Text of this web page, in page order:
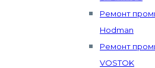
Ремонт
Hodman
Ремонт
VOSTOK